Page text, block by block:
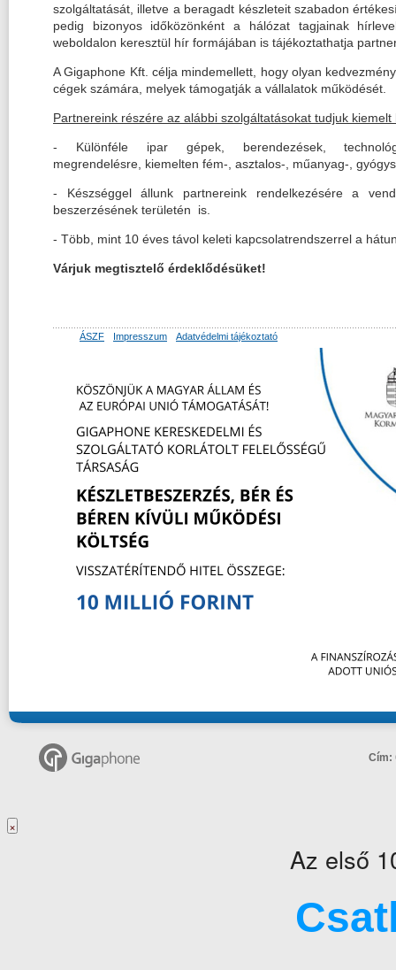
szolgáltatását, illetve a beragadt készleteit szabadon
pedig bizonyos időközönként a hálózat tagjainak
weboldalon keresztül hír formájában is tájékoztathatja
A Gigaphone Kft. célja mindemellett, hogy olyan
cégek számára, melyek támogatják a vállalatok működését.
Partnereink részére az alábbi szolgáltatásokat tudjuk
- Különféle ipar gépek, berendezések,
megrendelésre, kiemelten fém-, asztalos-, műanyag-,
- Készséggel állunk partnereink rendelkezésére a
beszerzésének területén is.
- Több, mint 10 éves távol keleti kapcsolatrendszerrel a
Várjuk megtisztelő érdeklődésüket!
ÁSZF Impresszum Adatvédelmi tájékoztató
Cím:
×
Az első